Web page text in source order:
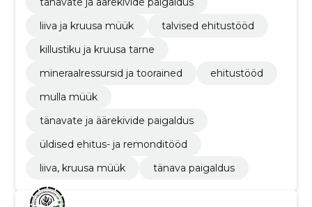
liiva ja kruusa müük
talvised ehitustööd
killustiku ja kruusa tarne
mineraalressursid ja toorained
ehitustööd
mulla müük
tänavate ja äärekivide paigaldus
üldised ehitus- ja remonditööd
liiva, kruusa müük
tänava paigaldus